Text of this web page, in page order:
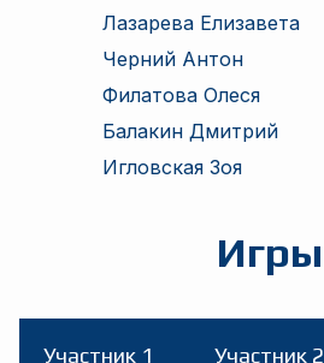
Лазарева Елизавета
Черний Антон
Филатова Олеся
Балакин Дмитрий
Игловская Зоя
Игры
Участник 1 Участник 2